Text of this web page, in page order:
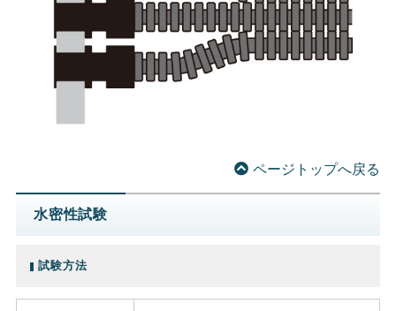
ページトップへ戻る
水密性試験
試験方法